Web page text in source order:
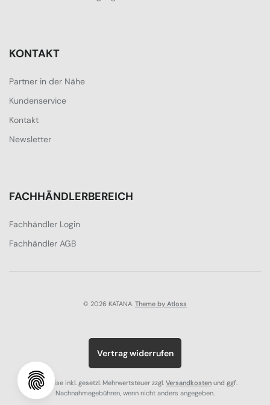
KONTAKT
Partner in der Nähe
Kundenservice
Kontakt
Newsletter
FACHHÄNDLERBEREICH
Fachhändler Login
Fachhändler AGB
© 2026 KATANA. Theme by Atloss
Vertrag widerrufen
Alle Preise inkl. gesetzl. Mehrwertsteuer zzgl. Versandkosten und ggf.
Nachnahmegebühren, wenn nicht anders angegeben.